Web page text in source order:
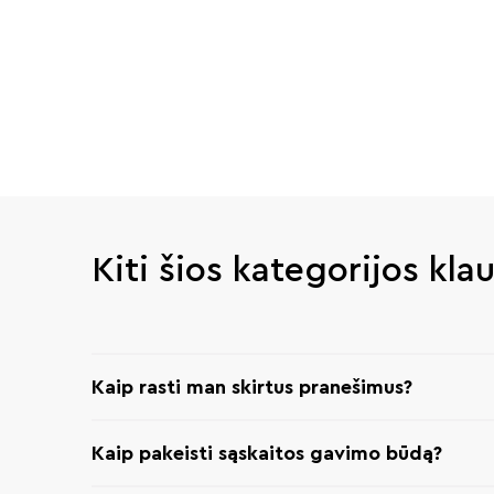
Kiti šios kategorijos
Kaip rasti man skirtus pranešimus?
Kaip pakeisti sąskaitos gavimo būdą?